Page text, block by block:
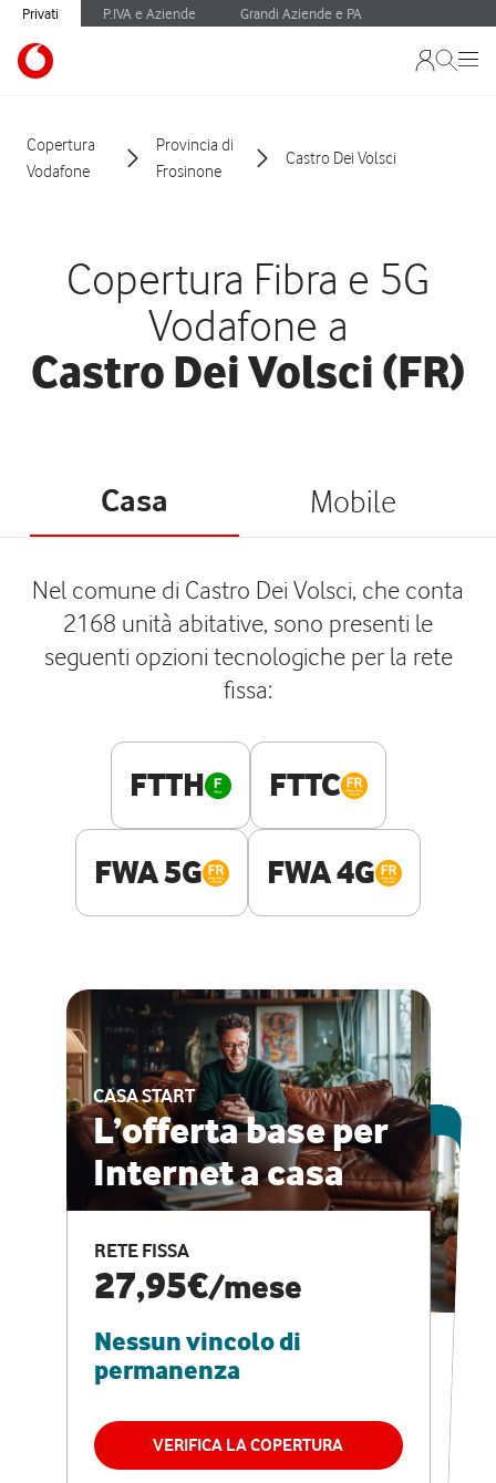
Privati P.IVA e Aziende Grandi Aziende e PA
Copertura
Vodafone
Provincia di
Frosinone
Castro Dei Volsci
Copertura Fibra e 5G
Vodafone a
Castro Dei Volsci (FR)
Casa Mobile
Nel comune di Castro Dei Volsci, che conta
2168 unità abitative, sono presenti le
seguenti opzioni tecnologiche per la rete
fissa:
FTTH FTTC
FWA 5G FWA 4G
CASA START
L’offerta base per
Internet a casa
RETE FISSA
27,95€/mese
Nessun vincolo di
permanenza
VERIFICA LA COPERTURA
ESCLUSIVA ONLINE
CASA PRO
Internet veloce e
vantaggi speciali
RETE FISSA + VODAFONE CLUB
29,95€
permanenza